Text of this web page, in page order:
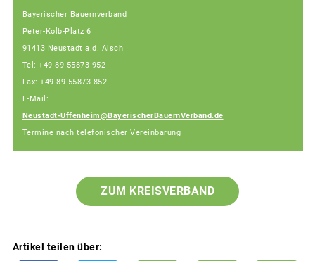
Bayerischer Bauernverband
Peter-Kolb-Platz 6
91413 Neustadt a.d. Aisch
Tel: +49 89 55873-952
Fax: +49 89 55873-852
E-Mail:
Neustadt-Uffenheim@BayerischerBauernVerband.de
Termine nach telefonischer Vereinbarung
ZUM KREISVERBAND
Artikel teilen über: